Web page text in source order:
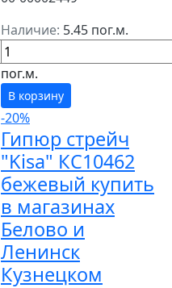
Наличие: 5.45 пог.м.
пог.м.
В корзину
-20%
Гипюр стрейч
"Kisa" КС10462
бежевый купить
в магазинах
Белово и
Ленинск
Кузнецком